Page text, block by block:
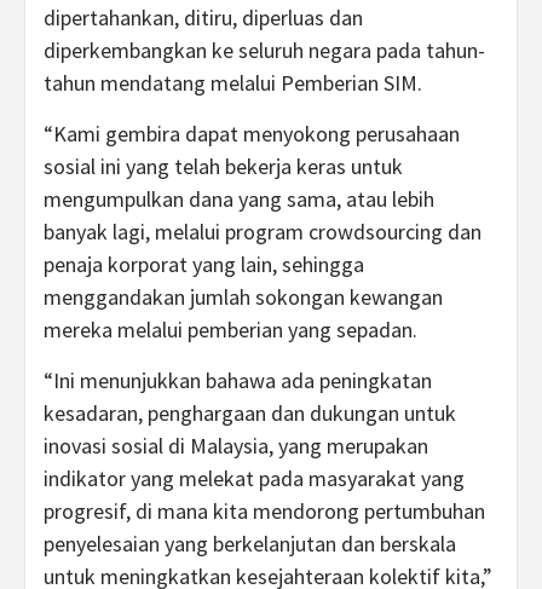
dipertahankan, ditiru, diperluas dan
diperkembangkan ke seluruh negara pada tahun-
tahun mendatang melalui Pemberian SIM.
“Kami gembira dapat menyokong perusahaan
sosial ini yang telah bekerja keras untuk
mengumpulkan dana yang sama, atau lebih
banyak lagi, melalui program crowdsourcing dan
penaja korporat yang lain, sehingga
menggandakan jumlah sokongan kewangan
mereka melalui pemberian yang sepadan.
“Ini menunjukkan bahawa ada peningkatan
kesadaran, penghargaan dan dukungan untuk
inovasi sosial di Malaysia, yang merupakan
indikator yang melekat pada masyarakat yang
progresif, di mana kita mendorong pertumbuhan
penyelesaian yang berkelanjutan dan berskala
untuk meningkatkan kesejahteraan kolektif kita,”